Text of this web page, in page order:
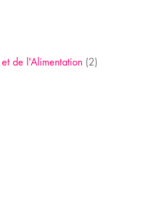
de l'Alimentation (2)